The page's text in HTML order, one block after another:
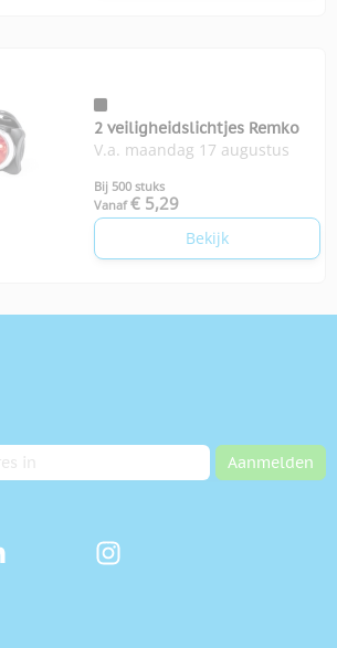
2 veiligheidslichtjes Remko
V.a. maandag 17 augustus
Bij 500 stuks
Vanaf € 5,29
Bekijk
Aanmelden